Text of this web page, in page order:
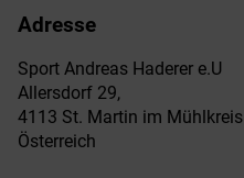
Adresse
Sport Andreas Haderer e.U
Allersdorf 29,
4113 St. Martin im Mühlkreis
Österreich